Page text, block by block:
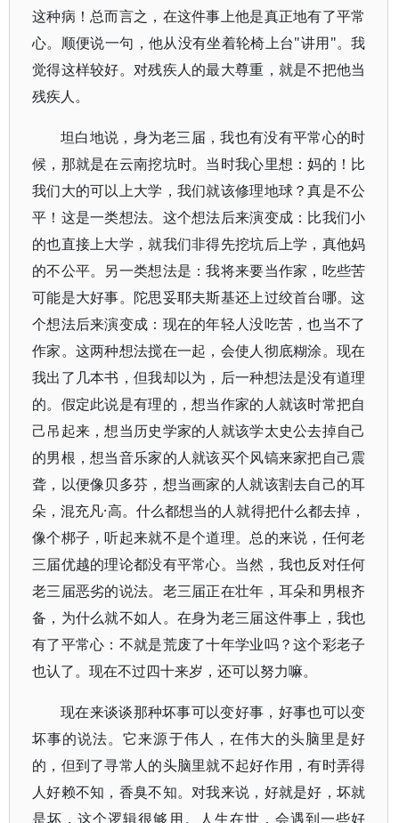
这种病！总而言之，在这件事上他是真正地有了平常
心。顺便说一句，他从没有坐着轮椅上台"讲用"。我
觉得这样较好。对残疾人的最大尊重，就是不把他当
残疾人。
坦白地说，身为老三届，我也有没有平常心的时
候，那就是在云南挖坑时。当时我心里想：妈的！比
我们大的可以上大学，我们就该修理地球？真是不公
平！这是一类想法。这个想法后来演变成：比我们小
的也直接上大学，就我们非得先挖坑后上学，真他妈
的不公平。另一类想法是：我将来要当作家，吃些苦
可能是大好事。陀思妥耶夫斯基还上过绞首台哪。这
个想法后来演变成：现在的年轻人没吃苦，也当不了
作家。这两种想法搅在一起，会使人彻底糊涂。现在
我出了几本书，但我却以为，后一种想法是没有道理
的。假定此说是有理的，想当作家的人就该时常把自
己吊起来，想当历史学家的人就该学太史公去掉自己
的男根，想当音乐家的人就该买个风镐来家把自己震
聋，以便像贝多芬，想当画家的人就该割去自己的耳
朵，混充凡·高。什么都想当的人就得把什么都去掉，
像个梆子，听起来就不是个道理。总的来说，任何老
三届优越的理论都没有平常心。当然，我也反对任何
老三届恶劣的说法。老三届正在壮年，耳朵和男根齐
备，为什么就不如人。在身为老三届这件事上，我也
有了平常心：不就是荒废了十年学业吗？这个彩老子
也认了。现在不过四十来岁，还可以努力嘛。
现在来谈谈那种坏事可以变好事，好事也可以变
坏事的说法。它来源于伟人，在伟大的头脑里是好
的，但到了寻常人的头脑里就不起好作用，有时弄得
人好赖不知，香臭不知。对我来说，好就是好，坏就
是坏，这个逻辑很够用。人生在世，会遇到一些好